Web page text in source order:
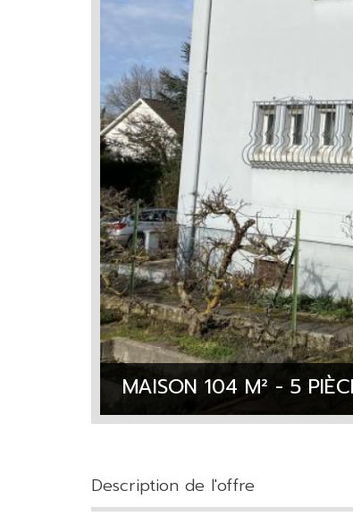
MAISON 104 M² - 5
description de l'offre